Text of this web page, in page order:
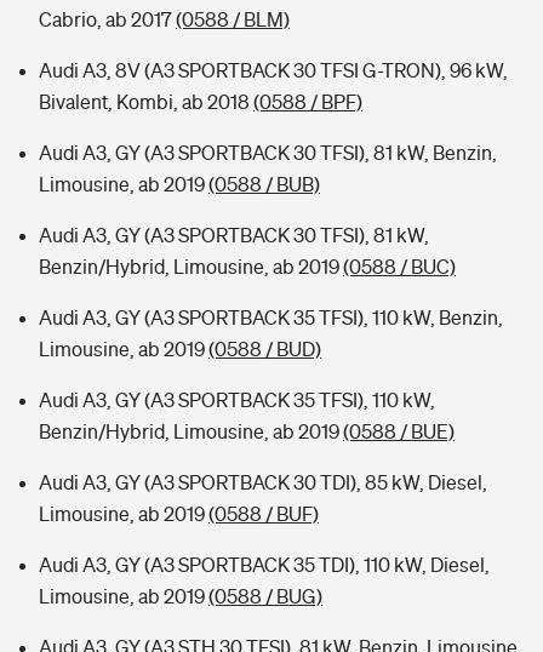
Cabrio, ab 2017(0588 / BLM)
Audi A3, 8V (A3 SPORTBACK 30 TFSI G-TRON), 96 kW,
Bivalent, Kombi, ab 2018 (0588 / BPF)
Audi A3, GY (A3 SPORTBACK 30 TFSI), 81 kW, Benzin,
Limousine, ab 2019(0588 / BUB)
Audi A3, GY (A3 SPORTBACK 30 TFSI), 81 kW,
Benzin/Hybrid, Limousine, ab 2019(0588 / BUC)
Audi A3, GY (A3 SPORTBACK 35 TFSI), 110 kW, Benzin,
Limousine, ab 2019(0588 / BUD)
Audi A3, GY (A3 SPORTBACK 35 TFSI), 110 kW,
Benzin/Hybrid, Limousine, ab 2019(0588 / BUE)
Audi A3, GY (A3 SPORTBACK 30 TDI), 85 kW, Diesel,
Limousine, ab 2019(0588 / BUF)
Audi A3, GY (A3 SPORTBACK 35 TDI), 110 kW, Diesel,
Limousine, ab 2019(0588 / BUG)
Audi A3, GY (A3 STH 30 TFSI), 81 kW, Benzin, Limousine,